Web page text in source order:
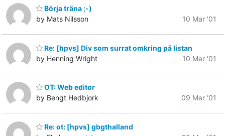
Börja träna ;-)
by Mats Nilsson
10 Mar '01
Re: [hpvs] Div som surrat omkring på listan
by Henning Wright
10 Mar '01
OT: Web editor
by Bengt Hedbjork
09 Mar '01
Re: ot: [hpvs] gbgthalland